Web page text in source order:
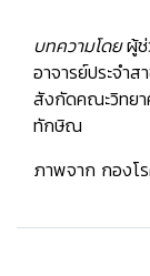
บทความโดยผู้ช่
อาจารย์ประจำส
สังกัดคณะวิทยา
ทักษิณ
ภาพจาก กองโ